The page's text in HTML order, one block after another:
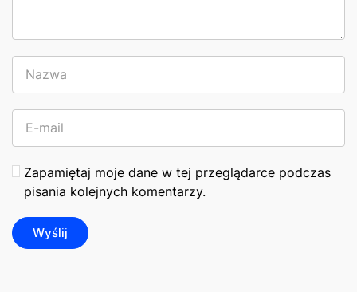
Zapamiętaj moje dane w tej przeglądarce podczas
pisania kolejnych komentarzy.